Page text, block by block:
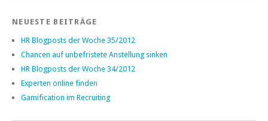
NEUESTE BEITRÄGE
HR Blogposts der Woche 35/2012
Chancen auf unbefristete Anstellung sinken
HR Blogposts der Woche 34/2012
Experten online finden
Gamification im Recruiting